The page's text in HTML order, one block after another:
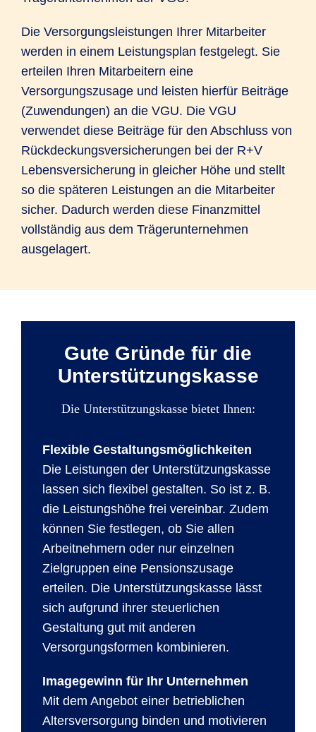
Die Versorgungsleistungen Ihrer Mitarbeiter
werden in einem Leistungsplan festgelegt. Sie
erteilen Ihren Mitarbeitern eine
Versorgungszusage und leisten hierfür Beiträge
(Zuwendungen) an die VGU. Die VGU
verwendet diese Beiträge für den Abschluss von
Rückdeckungsversicherungen bei der R+V
Lebensversicherung in gleicher Höhe und stellt
so die späteren Leistungen an die Mitarbeiter
sicher. Dadurch werden diese Finanzmittel
vollständig aus dem Trägerunternehmen
ausgelagert.
Gute Gründe für die
Unterstützungskasse
Die Unterstützungskasse bietet Ihnen:
Flexible Gestaltungsmöglichkeiten
Die Leistungen der Unterstützungskasse
lassen sich flexibel gestalten. So ist z. B.
die Leistungshöhe frei vereinbar. Zudem
können Sie festlegen, ob Sie allen
Arbeitnehmern oder nur einzelnen
Zielgruppen eine Pensionszusage
erteilen. Die Unterstützungskasse lässt
sich aufgrund ihrer steuerlichen
Gestaltung gut mit anderen
Versorgungsformen kombinieren.
Imagegewinn für Ihr Unternehmen
Mit dem Angebot einer betrieblichen
Altersversorgung binden und motivieren